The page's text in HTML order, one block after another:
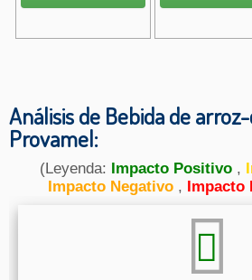
Análisis de Bebida de
Provamel:
(Leyenda: Impacto Positivo ,
Impacto Negativo , Impacto